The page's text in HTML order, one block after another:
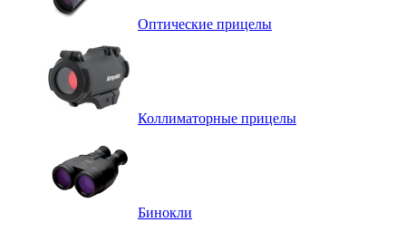
Оптические прицелы
Коллиматорные прицелы
Бинокли